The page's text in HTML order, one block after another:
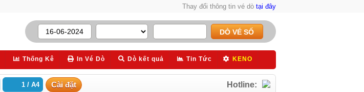
Thay đổi thông tin vé dò tại đây
Thống Kê In Vé Dò Dò kết quả Tin Tức KENO
Cài đặt Hotline: